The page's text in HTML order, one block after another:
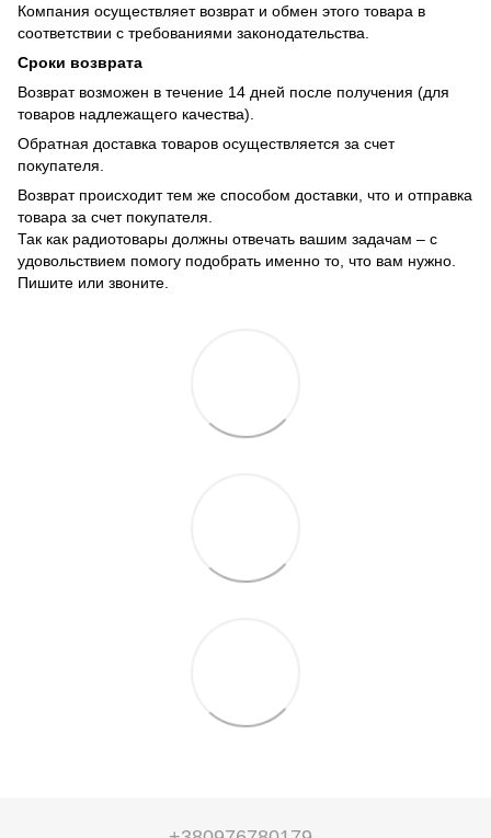
Компания осуществляет возврат и обмен этого товара в
соответствии с требованиями законодательства.
Сроки возврата
Возврат возможен в течение 14 дней после получения (для
товаров надлежащего качества).
Обратная доставка товаров осуществляется за счет
покупателя.
Возврат происходит тем же способом доставки, что и отправка
товара за счет покупателя.
Так как радиотовары должны отвечать вашим задачам – с
удовольствием помогу подобрать именно то, что вам нужно.
Пишите или звоните.